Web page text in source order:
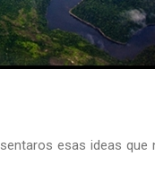
esas ideas que